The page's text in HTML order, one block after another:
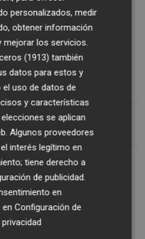
E INNOVACIÓN.
de Castellón,
correo semanal para
perder tiempo.
ín aquí.
personalizados, medir
obtener información
mejorar los servicios.
(1913) también
datos para estos y
uso de datos de
y características
se aplican
Algunos proveedores
interés legítimo en
tiene derecho a
de publicidad.
en
enConfiguración de